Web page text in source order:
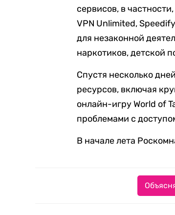
сервисов, в
VPN Unlimited,
для незаконной
наркотиков, детской
Спустя несколько
ресурсов, включая
онлайн-игру World of
проблемами с
В начале лета